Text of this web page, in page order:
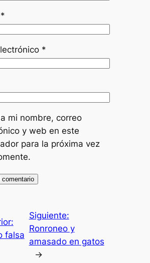
*
*
mi nombre, correo
y web en este
para la próxima vez
falsa
Siguiente:
Ronroneo y
amasado en gatos
→